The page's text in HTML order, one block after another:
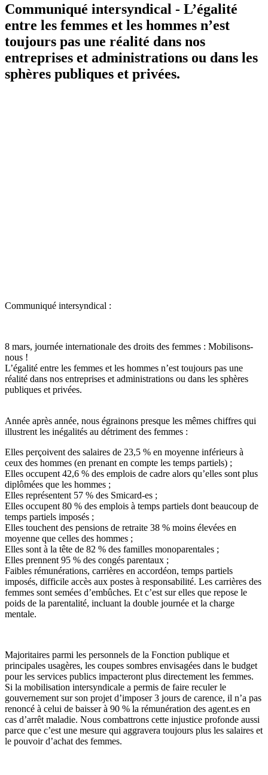
Communiqué intersyndical - L’égalité
entre les femmes et les hommes n’est
toujours pas une réalité dans nos
entreprises et administrations ou dans les
sphères publiques et privées.
Communiqué intersyndical :
8 mars, journée internationale des droits des femmes : Mobilisons-
nous !
L’égalité entre les femmes et les hommes n’est toujours pas une
réalité dans nos entreprises et administrations ou dans les sphères
publiques et privées.
Année après année, nous égrainons presque les mêmes chiffres qui
illustrent les inégalités au détriment des femmes :
Elles perçoivent des salaires de 23,5 % en moyenne inférieurs à
ceux des hommes (en prenant en compte les temps partiels) ;
Elles occupent 42,6 % des emplois de cadre alors qu’elles sont plus
diplômées que les hommes ;
Elles représentent 57 % des Smicard-es ;
Elles occupent 80 % des emplois à temps partiels dont beaucoup de
temps partiels imposés ;
Elles touchent des pensions de retraite 38 % moins élevées en
moyenne que celles des hommes ;
Elles sont à la tête de 82 % des familles monoparentales ;
Elles prennent 95 % des congés parentaux ;
Faibles rémunérations, carrières en accordéon, temps partiels
imposés, difficile accès aux postes à responsabilité. Les carrières des
femmes sont semées d’embûches. Et c’est sur elles que repose le
poids de la parentalité, incluant la double journée et la charge
mentale.
Majoritaires parmi les personnels de la Fonction publique et
principales usagères, les coupes sombres envisagées dans le budget
pour les services publics impacteront plus directement les femmes.
Si la mobilisation intersyndicale a permis de faire reculer le
gouvernement sur son projet d’imposer 3 jours de carence, il n’a pas
renoncé à celui de baisser à 90 % la rémunération des agent.es en
cas d’arrêt maladie. Nous combattrons cette injustice profonde aussi
parce que c’est une mesure qui aggravera toujours plus les salaires et
le pouvoir d’achat des femmes.